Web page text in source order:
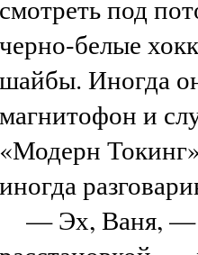
смотреть под
черно-белые
шайбы. Иногда
магнитофон и
«Модерн
иногда
— Эх, Ваня, —